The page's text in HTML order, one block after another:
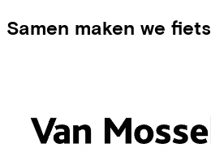
Samen maken we